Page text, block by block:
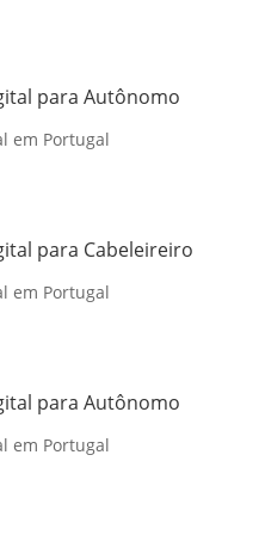
para Autônomo
em Portugal
para Cabeleireiro
em Portugal
para Autônomo
em Portugal